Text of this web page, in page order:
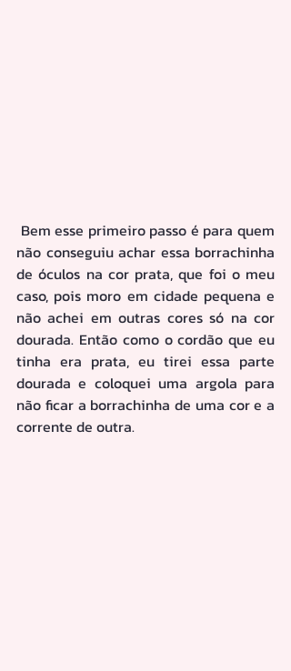
não conseguiu achar essa borrachinha
de óculos na cor prata, que foi o meu
caso, pois moro em cidade pequena e
não achei em outras cores só na cor
dourada. Então como o cordão que eu
tinha era prata, eu tirei essa parte
dourada e coloquei uma argola para
não ficar a borrachinha de uma cor e a
corrente de outra.